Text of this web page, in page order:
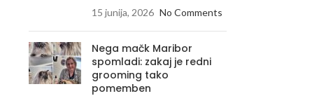
15 junija, 2026 No Comments
Nega mačk Maribor
spomladi: zakaj je redni
grooming tako
pomemben